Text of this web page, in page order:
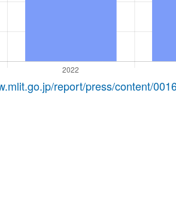
report/press/content/